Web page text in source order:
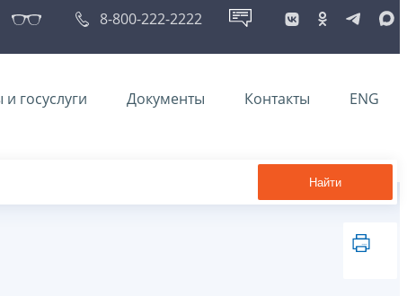
8-800-222-2222
госуслуги Документы Контакты ENG
Найти